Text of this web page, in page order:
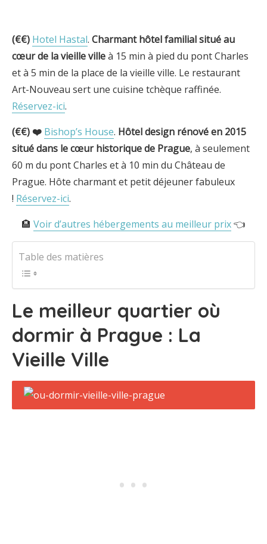
(€€) Hotel Hastal. Charmant hôtel familialsitué au
cœur de la vieille villeà 15 min à pied du pont Charles
et à 5 min de la place de la vieille ville. Le restaurant
Art-Nouveau sert une cuisine tchèque raffinée.
Réservez-ici.
(€€) ❤️ Bishop’s House. Hôtel design rénové en 2015
situé dans le cœur historique de Prague, à seulement
60 m du pont Charles et à 10 min du Château de
Prague. Hôte charmant et petit déjeuner fabuleux
! Réservez-ici.
🏨 Voir d’autres hébergements au meilleur prix👈
Table des matières
Le meilleur quartier où
dormir à Prague : La
Vieille Ville